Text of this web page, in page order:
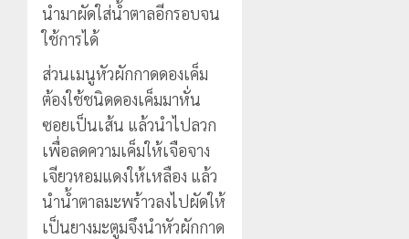
นำมาผัดใส่น้ำตาลอีกรอบจน
ใช้การได้
ส่วนเมนูหัวผักกาดดองเค็ม
ต้องใช้ชนิดดองเค็มมาหั่น
ซอยเป็นเส้น แล้วนำไปลวก
เพื่อลดความเค็มให้เจือจาง
เจียวหอมแดงให้เหลือง แล้ว
นำน้ำตาลมะพร้าวลงไปผัดให้
เป็นยางมะตูมจึงนำหัวผักกาด